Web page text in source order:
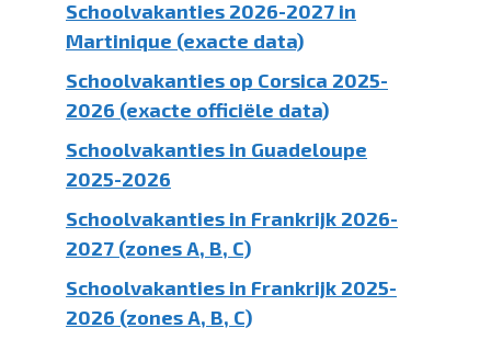
Schoolvakanties 2026-2027 in
Martinique (exacte data)
Schoolvakanties op Corsica 2025-
2026 (exacte officiële data)
Schoolvakanties in Guadeloupe
2025-2026
Schoolvakanties in Frankrijk 2026-
2027 (zones A, B, C)
Schoolvakanties in Frankrijk 2025-
2026 (zones A, B, C)